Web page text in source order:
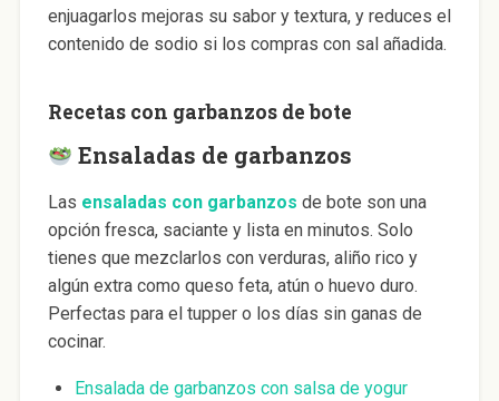
enjuagarlos mejoras su sabor y textura, y reduces el
contenido de sodio si los compras con sal añadida.
Recetas con garbanzos de bote
Ensaladas de garbanzos
Las ensaladas con garbanzos de bote son una
opción fresca, saciante y lista en minutos. Solo
tienes que mezclarlos con verduras, aliño rico y
algún extra como queso feta, atún o huevo duro.
Perfectas para el tupper o los días sin ganas de
cocinar.
Ensalada de garbanzos con salsa de yogur